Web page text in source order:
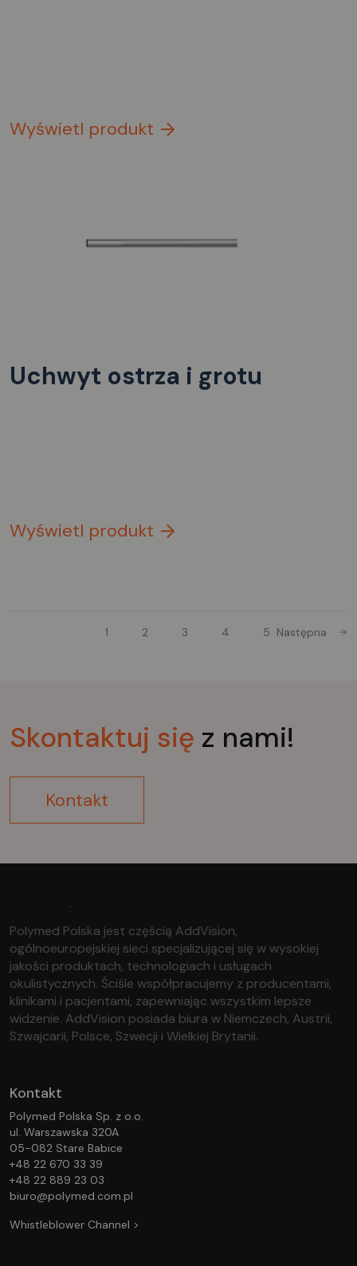
Wyświetl produkt
Uchwyt ostrza i grotu
Wyświetl produkt
1 2 3 4 5 Następna
Skontaktuj się z nami!
Kontakt
Polymed Polska jest częścią AddVision,
ogólnoeuropejskiej sieci specjalizującej się w wysokiej
jakości produktach, technologiach i usługach
okulistycznych. Ściśle współpracujemy z producentami,
klinikami i pacjentami, zapewniając wszystkim lepsze
widzenie. AddVision posiada biura w Niemczech, Austrii,
Szwajcarii, Polsce, Szwecji i Wielkiej Brytanii.
Kontakt
Polymed Polska Sp. z o.o.
ul. Warszawska 320A
05-082 Stare Babice
+48 22 670 33 39
+48 22 889 23 03
biuro@polymed.com.pl
Whistleblower Channel >